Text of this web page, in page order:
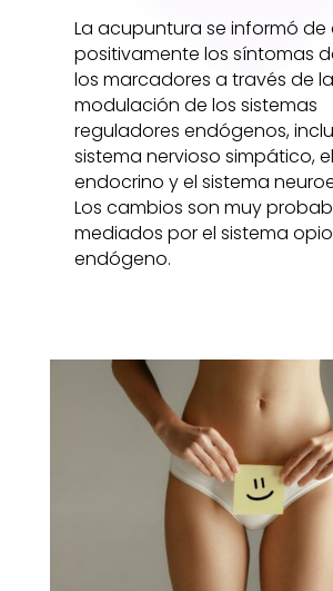
La acupuntura se informó
positivamente los síntomas
los marcadores a través de la
modulación de los sistemas
reguladores endógenos,
sistema nervioso simpático,
endocrino y el sistema
Los cambios son muy
mediados por el sistema
endógeno.